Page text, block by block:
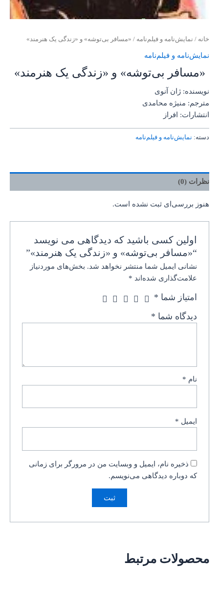
خانه / نمایش‌نامه و فیلم‌نامه / «مسافر بی‌توشه» و «زندگی یک هنرمند»
نمایش‌نامه و فیلم‌نامه
«مسافر بی‌توشه» و «زندگی یک هنرمند»
نویسنده: ژان آنوی
مترجم: منیژه محامدی
انتشارات: افراز
دسته: نمایش‌نامه و فیلم‌نامه
نظرات (0)
هنوز بررسی‌ای ثبت نشده است.
اولین کسی باشید که دیدگاهی می نویسد
“«مسافر بی‌توشه» و «زندگی یک هنرمند»”
نشانی ایمیل شما منتشر نخواهد شد. بخش‌های موردنیاز
علامت‌گذاری شده‌اند *
امتیاز شما *
دیدگاه شما *
نام *
ایمیل *
ذخیره نام، ایمیل و وبسایت من در مرورگر برای زمانی
که دوباره دیدگاهی می‌نویسم.
محصولات مرتبط